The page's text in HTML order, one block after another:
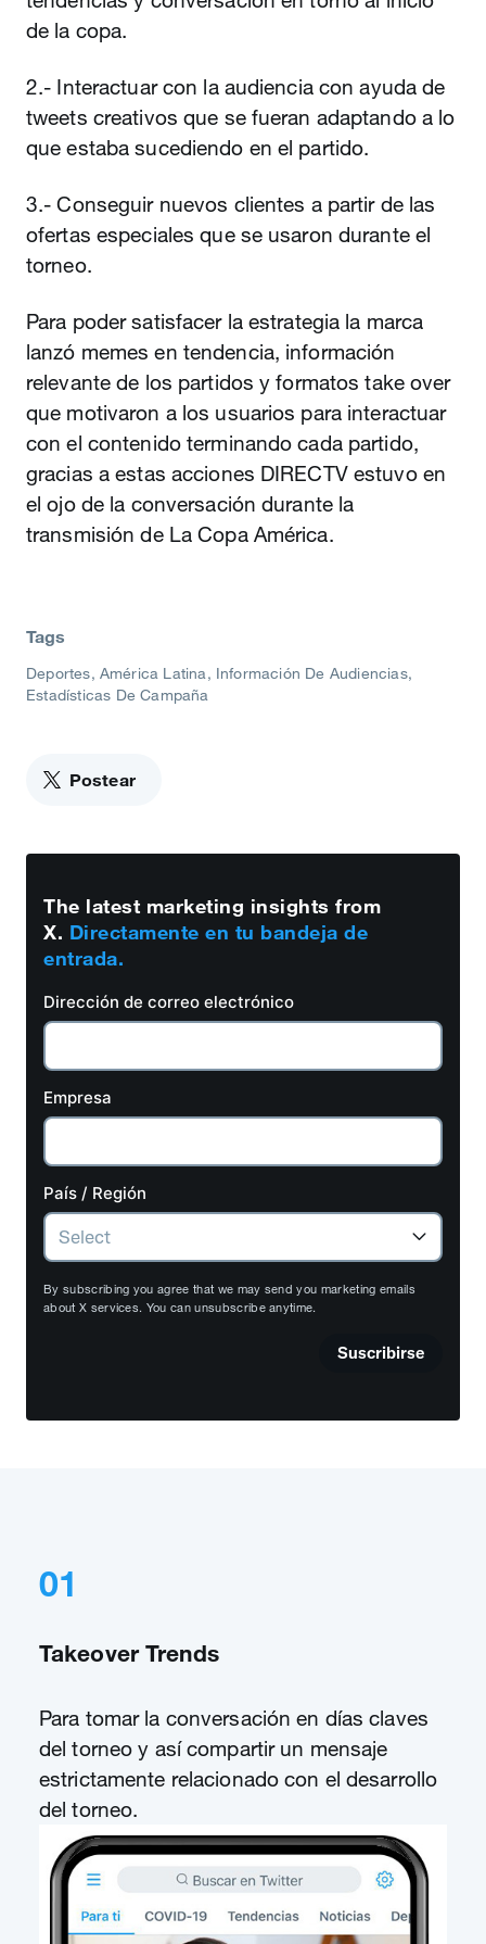
de la copa.
2.- Interactuar con la audiencia con ayuda de
tweets creativos que se fueran adaptando a lo
que estaba sucediendo en el partido.
3.- Conseguir nuevos clientes a partir de las
ofertas especiales que se usaron durante el
torneo.
Para poder satisfacer la estrategia la marca
lanzó memes en tendencia, información
relevante de los partidos y formatos take over
que motivaron a los usuarios para interactuar
con el contenido terminando cada partido,
gracias a estas acciones DIRECTV estuvo en
el ojo de la conversación durante la
transmisión de La Copa América.
Tags
Deportes América Latina Información De Audiencias
Estadísticas De Campaña
Postear
The latest marketing insights from
X. Directamente en tu bandeja de
entrada.
Dirección de correo electrónico
Empresa
País / Región
By subscribing you agree that we may send you marketing emails
about X services. You can unsubscribe anytime.
Suscribirse
01
Takeover Trends
Para tomar la conversación en días claves
del torneo y así compartir un mensaje
estrictamente relacionado con el desarrollo
del torneo.